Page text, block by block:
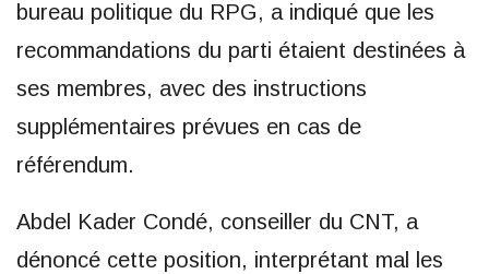
bureau politique du RPG, a indiqué que les
recommandations du parti étaient destinées à
ses membres, avec des instructions
supplémentaires prévues en cas de
référendum.
Abdel Kader Condé, conseiller du CNT, a
dénoncé cette position, interprétant mal les